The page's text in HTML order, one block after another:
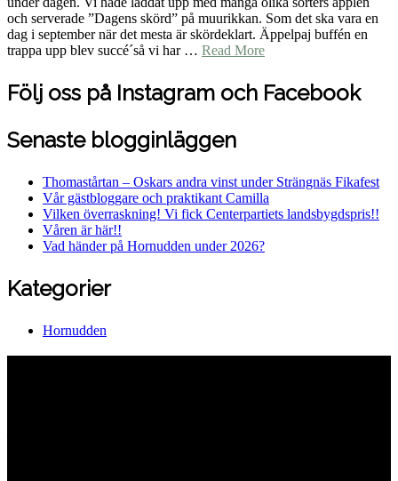
och serverade ”Dagens skörd” på muurikkan. Som det ska vara en
dag i september när det mesta är skördeklart. Äppelpaj buffén en
trappa upp blev succé´så vi har … Read More
Följ oss på Instagram och Facebook
Senaste blogginläggen
Thomastårtan – Oskars andra vinst under Strängnäs Fikafest
Vår gästbloggare och praktikant Camilla
Vilken överraskning! Vi fick Centerpartiets landsbygdspris!!
Våren är här!!
Vad händer på Hornudden under 2026?
Kategorier
Hornudden